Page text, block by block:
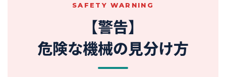
SAFETY WARNING
【警告】
危険な機械の見分け方